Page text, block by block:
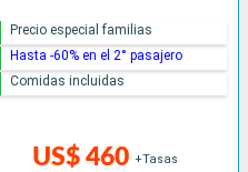
US$ 460 +Tasas
Precio especial familias
Hasta -60% en el 2° pasajero
Comidas incluidas